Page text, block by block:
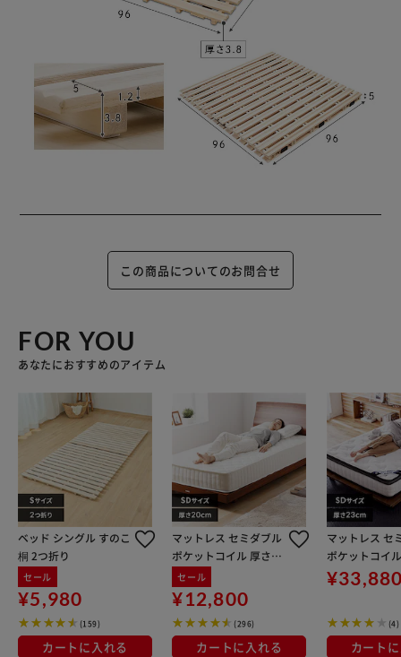
この商品についてのお問合せ
FOR YOU
あなたにおすすめのアイテム
ベッド シングル すのこ
桐 2つ折り
セール
¥5,980
(159)
カートに入れる
マットレス セミダブル
ポケットコイル 厚さ20
㎝ ホワイト
セール
¥12,800
(296)
カートに入れる
マットレス セ
ポケットコイ
㎝ ピロートッ
PMTS23PNR-
(4)
カート